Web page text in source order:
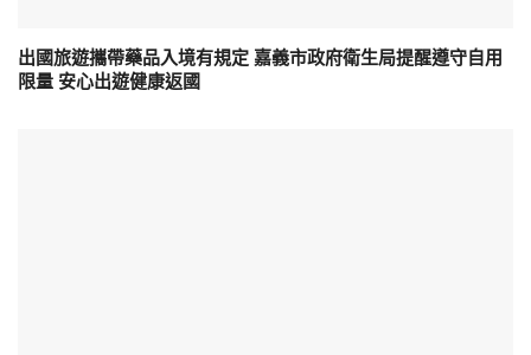
出國旅遊攜帶藥品入境有規定 嘉義市政府衛生局提醒遵守自用
限量 安心出遊健康返國